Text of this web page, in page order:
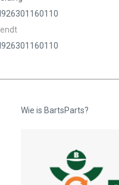
Wie is BartsParts?